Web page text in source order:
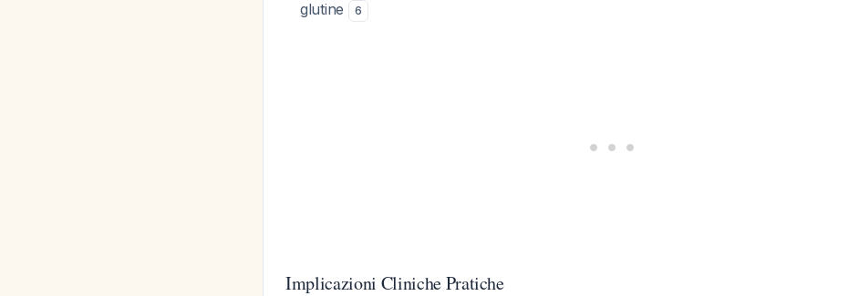
glutine
6
Implicazioni Cliniche Pratiche